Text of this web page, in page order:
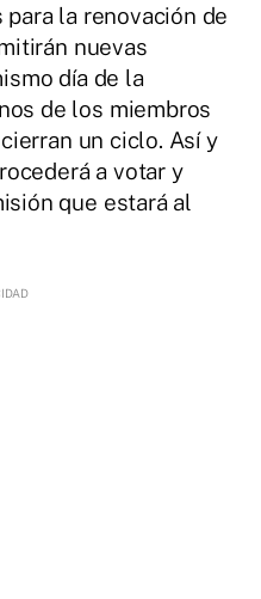
la renovación de
nuevas
día de la
de los miembros
un ciclo. Así y
a votar y
que estará al